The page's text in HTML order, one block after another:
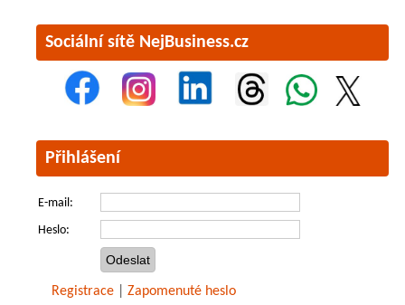
Sociální sítě NejBusiness.cz
Přihlášení
E-mail:
Heslo:
Registrace Zapomenuté heslo